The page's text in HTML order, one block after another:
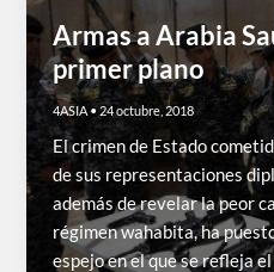
Armas a Arabia
primer plano
4ASIA •24 octubre, 2018
El crimen de Estado
de sus representaciones
además de revelar la peor
régimen wahabita, ha
espejo en el que se refleja